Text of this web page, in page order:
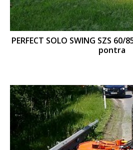
PERFECT SOLO SWING SZS
pontra